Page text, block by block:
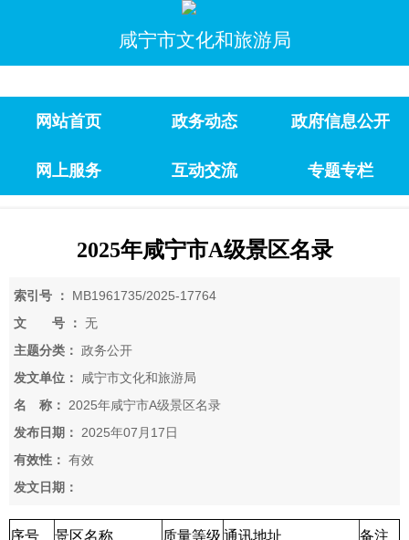
咸宁市文化和旅游局
网站首页 政务动态 政府信息公开
网上服务 互动交流 专题专栏
2025年咸宁市A级景区名录
索引号 ：
MB1961735/2025-17764
文 号 ： 无
主题分类： 政务公开
发文单位：
咸宁市文化和旅游局
名 称：
2025年咸宁市A级景区名录
发布日期：
2025年07月17日
有效性： 有效
发文日期：
序号 景区名称 质量等级 通讯地址 备注